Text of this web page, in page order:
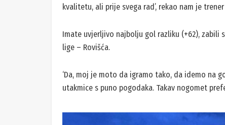
kvalitetu, ali prije svega rad’, rekao nam je
Imate uvjerljivo najbolju gol razliku (+62), zabili
lige – Rovišća.
‘Da, moj je moto da igramo tako, da idemo na
utakmice s puno pogodaka. Takav nogomet